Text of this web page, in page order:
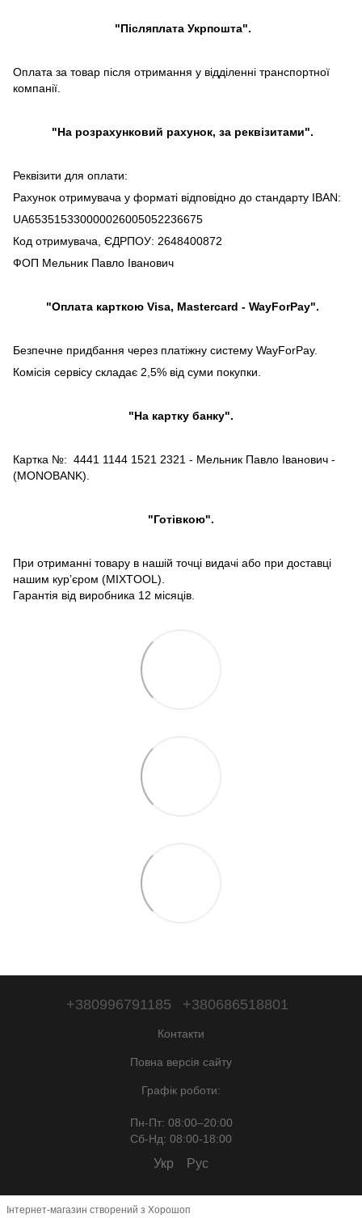
"Післяплата Укрпошта".
Оплата за товар після отримання у відділенні транспортної
компанії.
"На розрахунковий рахунок, за реквізитами".
Реквізити для оплати:
Рахунок отримувача у форматі відповідно до стандарту IBAN:
UA653515330000026005052236675
Код отримувача, ЄДРПОУ: 2648400872
ФОП Мельник Павло Іванович
"Оплата карткою Visa, Mastercard - WayForPay".
Безпечне придбання через платіжну систему WayForPay.
Комісія сервісу складає 2,5% від суми покупки.
"На картку банку".
Картка №: 4441 1144 1521 2321 - Мельник Павло Іванович -
(MONOBANK).
"Готівкою".
При отриманні товару в нашій точці видачі або при доставці
нашим кур’єром (MIXTOOL).
Гарантія від виробника 12 місяців.
+380996791185 +380686518801
Контакти
Повна версія сайту
Графік роботи:
Пн-Пт: 08:00–20:00
Сб-Нд: 08:00-18:00
Укр Рус
Інтернет-магазин створений з Хорошоп